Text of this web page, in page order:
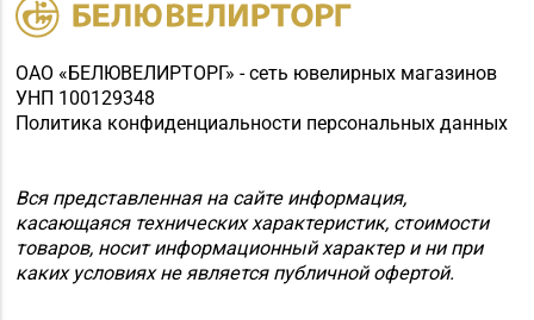
ОАО «БЕЛЮВЕЛИРТОРГ» - сеть ювелирных магазинов
УНП 100129348
Политика конфиденциальности персональных данных
Вся представленная на сайте информация,
касающаяся технических характеристик, стоимости
товаров, носит информационный характер и ни при
каких условиях не является публичной офертой.